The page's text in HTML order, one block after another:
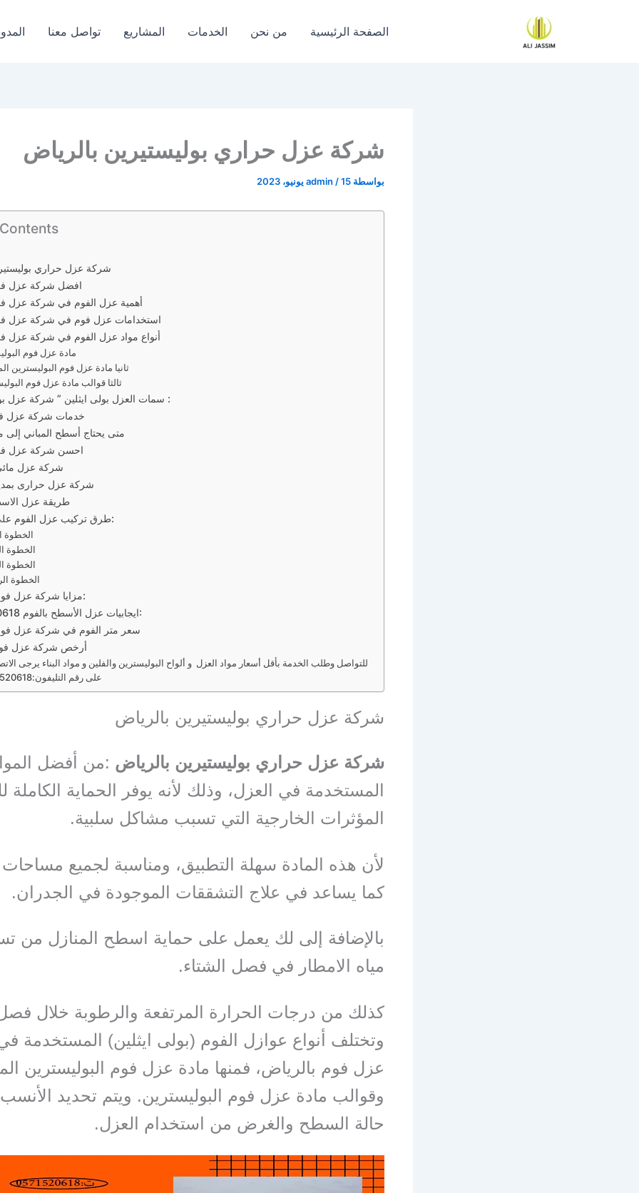
الصفحة الرئيسية من نحن الخدمات المشاريع تواصل معنا
شركة عزل حراري بوليستيرين بالرياض
بواسطة admin /15 يونيو، 2023
افضل شركة عزل
أهمية عزل الفوم في شركة عزل
استخدامات عزل فوم في شركة عزل
أنواع مواد عزل الفوم في شركة عزل
مادة عزل فوم
ثانيا مادة عزل فوم البوليسترين
ثالثا قوالب مادة عزل فوم
سمات العزل بولى ايثلين ” شركة عزل بولى يوريثان :
خدمات شركة عزل
متى يحتاج أسطح المباني إلى
احسن شركة عزل
شركة عزل
شركة عزل حرارى
طريقة عزل
طرق تركيب عزل الفوم على الاسطح:
الخطوة
الخطوة
الخطوة
الخطوة
مزايا شركة عزل فوم بالرياض:
ايجابيات عزل الأسطح بالفوم 0571520618:
سعر متر الفوم في شركة عزل
أرخص شركة عزل
للتواصل وطلب الخدمة بأقل أسعار مواد العزل و ألواح البوليسترين والفلين و مواد البناء يرجى
على رقم التليفون:0571520618
شركة عزل حراري بوليستيرين بالرياض
شركة عزل حراري بوليستيرين بالرياض :من أفضل
المستخدمة في العزل، وذلك لأنه يوفر الحماية الكاملة
المؤثرات الخارجية التي تسبب مشاكل سلبية.
لأن هذه المادة سهلة التطبيق، ومناسبة لجميع مساحات
كما يساعد في علاج التشققات الموجودة في الجدران.
بالإضافة إلى لك يعمل على حماية اسطح المنازل من
مياه الامطار في فصل الشتاء.
كذلك من درجات الحرارة المرتفعة والرطوبة خلال
وتختلف أنواع عوازل الفوم (بولى ايثلين) المستخدمة
عزل فوم بالرياض، فمنها مادة عزل فوم البوليسترين
وقوالب مادة عزل فوم البوليسترين. ويتم تحديد
حالة السطح والغرض من استخدام العزل.